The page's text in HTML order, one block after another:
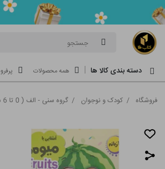
جستجو
دسته بندی کالا ها همه محصولات
فروشگاه / کودک و نوجوان / گروه سنی - الف ( 0 تا 6 سال )